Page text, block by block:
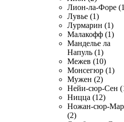
Лион-ла-Форе
Лувье (1)
Лурмарин (1)
Малакофф (1)
Манделье ла
Напуль (1)
Межев (10)
Монсегюр (1)
Мужен (2)
Нейи-сюр-Сен
Ницца (12)
Ножан-сюр-
(2)